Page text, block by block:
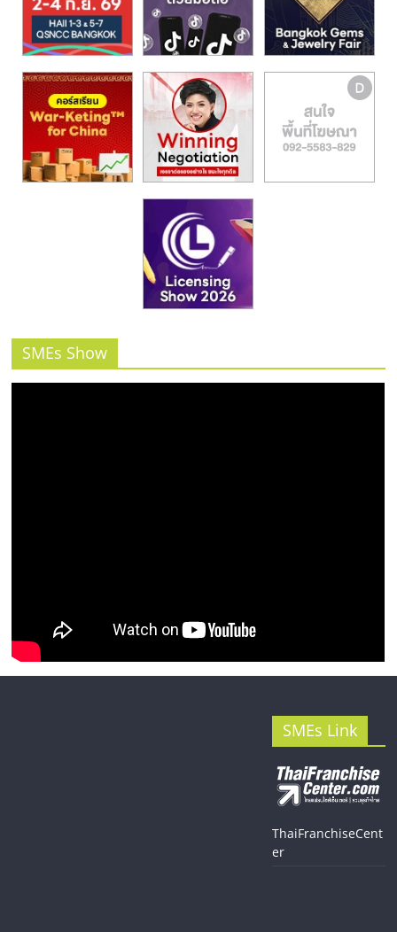
SMEs Show
SMEs Link
ThaiFranchiseCent
er